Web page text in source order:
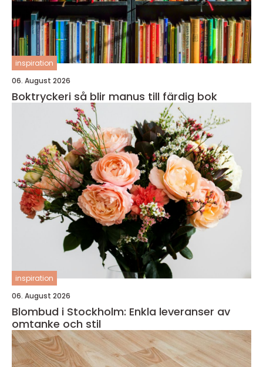
inspiration
06. August 2026
Boktryckeri så blir manus till färdig bok
inspiration
06. August 2026
Blombud i Stockholm: Enkla leveranser av
omtanke och stil